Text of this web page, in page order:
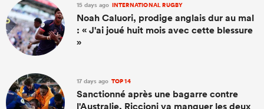
15 days ago INTERNATIONAL RUGBY
Noah Caluori, prodige anglais dur au mal
: « J'ai joué huit mois avec cette blessure
»
17 days ago TOP 14
Sanctionné après une bagarre contre
l'Australie, Riccioni va manquer les deux